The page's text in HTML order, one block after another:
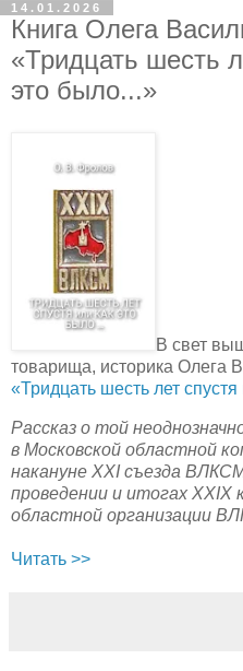
14.01.2026
Книга Олега
«Тридцать шесть
это было...»
В свет
товарища, историка Олега
«Тридцать шесть лет
Рассказ о той
в Московской областной
накануне XXI съезда
проведении и итогах XXIX
областной организации
Читать >>